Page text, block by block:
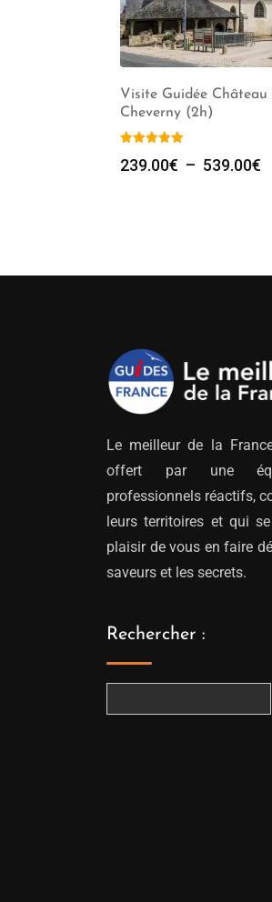
Visite Guidée Château
Cheverny (2h)
239.00€ – 539.00€
Le meilleur de la
offert par une
professionnels réactifs,
leurs territoires et qui
plaisir de vous en faire
saveurs et les secrets.
Rechercher :